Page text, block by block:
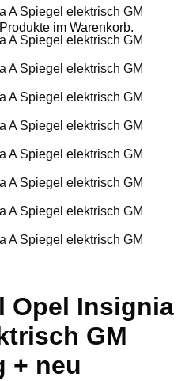
im Warenkorb.
Opel Insignia
GM
+ neu